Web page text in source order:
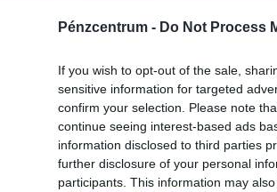
Pénzcentrum - Do Not Process
If you wish to opt-out of the sale,
sensitive information for targeted
confirm your selection. Please note
continue seeing interest-based ads
information disclosed to third parties
further disclosure of your personal
participants. This information may